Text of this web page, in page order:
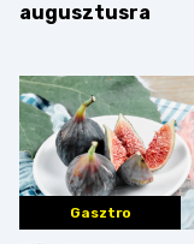
augusztusra
Gasztro